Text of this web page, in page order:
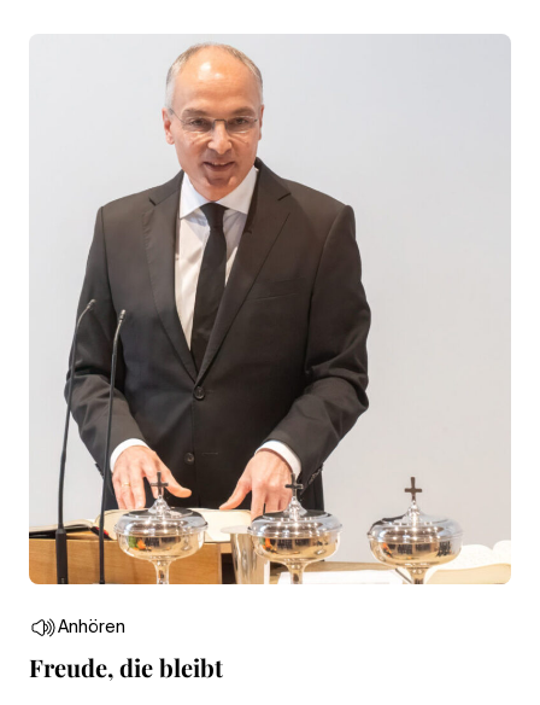
Anhören
Freude, die bleibt